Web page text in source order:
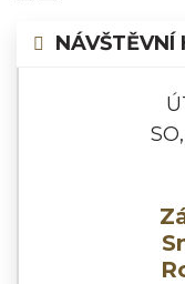
NÁVŠTĚVNÍ